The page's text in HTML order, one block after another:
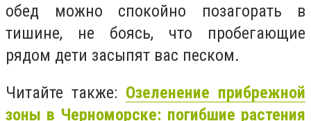
обед можно спокойно позагорать в
тишине, не боясь, что пробегающие
рядом дети засыпят вас песком.
Читайте также: Озеленение прибрежной
зоны в Черноморске: погибшие растения